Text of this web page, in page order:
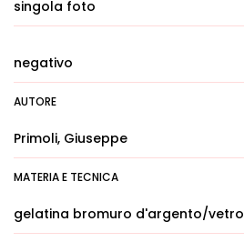
singola foto
negativo
AUTORE
Primoli, Giuseppe
MATERIA E TECNICA
gelatina bromuro d'argento/vetro